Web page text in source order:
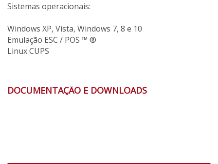
Sistemas operacionais:
Windows XP, Vista, Windows 7, 8 e 10
Emulação ESC / POS ™ ®
Linux CUPS
DOCUMENTAÇÃO E DOWNLOADS